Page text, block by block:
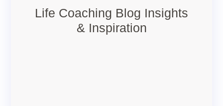
Life Coaching Blog Insights
& Inspiration